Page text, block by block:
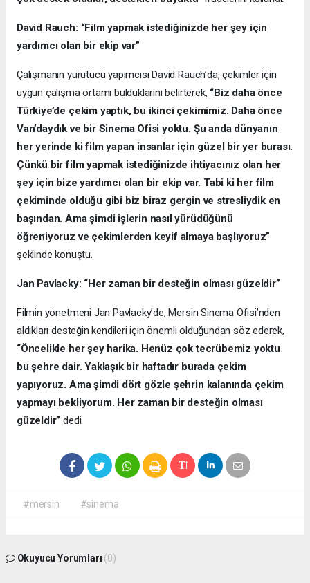
David Rauch: “Film yapmak istediğinizde her şey için
yardımcı olan bir ekip var”
Çalışmanın yürütücü yapımcısı David Rauch’da, çekimler için
uygun çalışma ortamı bulduklarını belirterek, “Biz daha önce
Türkiye’de çekim yaptık, bu ikinci çekimimiz. Daha önce
Van’daydık ve bir Sinema Ofisi yoktu. Şu anda dünyanın
her yerinde ki film yapan insanlar için güzel bir yer burası.
Çünkü bir film yapmak istediğinizde ihtiyacınız olan her
şey için bize yardımcı olan bir ekip var. Tabi ki her film
çekiminde olduğu gibi biz biraz gergin ve stresliydik en
başından. Ama şimdi işlerin nasıl yürüdüğünü
öğreniyoruz ve çekimlerden keyif almaya başlıyoruz”
şeklinde konuştu.
Jan Pavlacky: “Her zaman bir desteğin olması güzeldir”
Filmin yönetmeni Jan Pavlacky’de, Mersin Sinema Ofisi’nden
aldıkları desteğin kendileri için önemli olduğundan söz ederek,
“Öncelikle her şey harika. Henüz çok tecrübemiz yoktu
bu şehre dair. Yaklaşık bir haftadır burada çekim
yapıyoruz. Ama şimdi dört gözle şehrin kalanında çekim
yapmayı bekliyorum. Her zaman bir desteğin olması
güzeldir” dedi.
#mersin #sinema
Okuyucu Yorumları (0)